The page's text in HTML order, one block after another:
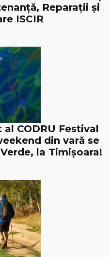
Reparații și
ISCIR
CODRU Festival
din vară se
la Timișoara!